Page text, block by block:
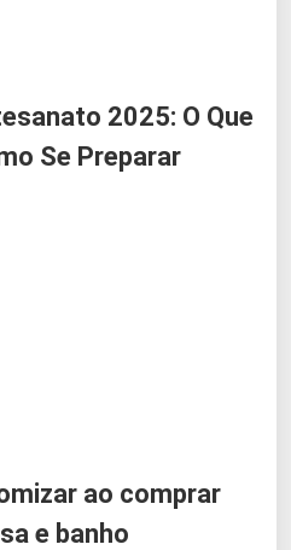
2025: O Que
Se Preparar
ao comprar
e banho